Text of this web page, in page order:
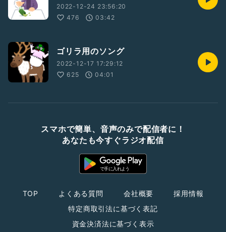
2022-12-24 23:56:20
476
03:42
ゴリラ用のソング
2022-12-17 17:29:12
625
04:01
スマホで簡単、音声のみで配信者に！
あなたも今すぐラジオ配信
TOP よくある質問 会社概要
採用情報
特定商取引法に基づく表記
資金決済法に基づく表示